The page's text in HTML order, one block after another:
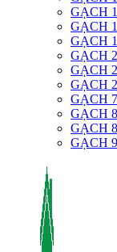
GẠCH
GẠCH
GẠCH
GẠCH
GẠCH
GẠCH
GẠCH
GẠCH
GẠCH
GẠCH